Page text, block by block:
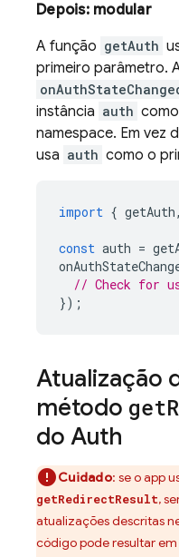
Depois: modular
A função getAuth
primeiro parâmetro.
instância auth
namespace. Em vez
usa auth como o
import { getAuth,
const auth =
// Check for
});
Atualização
método get
do Auth
Cuidado: se o app
getRedirectResult,
atualizações descritas
código pode resultar